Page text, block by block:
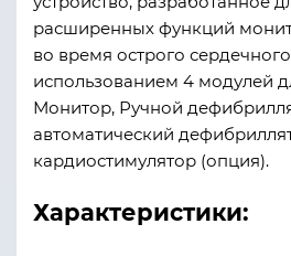
расширенных функций
во время острого
использованием 4 модулей
Монитор, Ручной
автоматический
кардиостимулятор (опция).
Характеристики: